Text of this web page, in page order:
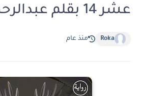
عشر 14 بقلم عبدالرحمن أحمد
Roka منذ عام